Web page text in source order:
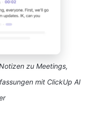
zu Meetings,
mit ClickUp AI